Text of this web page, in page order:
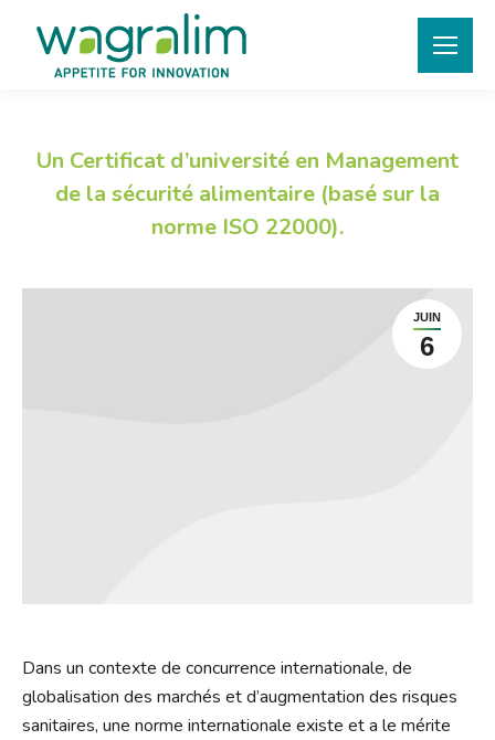
Un Certificat d’université en Management
de la sécurité alimentaire (basé sur la
norme ISO 22000).
JUIN
6
Dans un contexte de concurrence internationale, de
globalisation des marchés et d’augmentation des risques
sanitaires, une norme internationale existe et a le mérite